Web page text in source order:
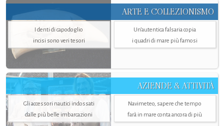
ARTE E COLLEZIONISMO
I denti di capodoglio
incisi sono veri tesori
Un’autentica falsaria copia
i quadri di mare più famosi
AZIENDE & ATTIVITÀ
Gli accessori nautici indossati
dalle più belle imbarcazioni
Navimeteo, sapere che tempo
farà in mare conta ancora di più